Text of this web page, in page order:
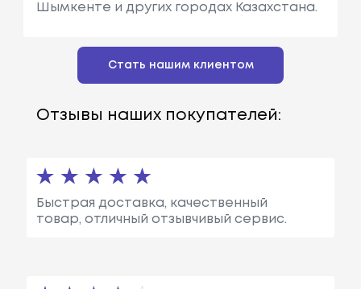
Шымкенте и других городах Казахстана.
Стать нашим клиентом
Отзывы наших покупателей:
Быстрая доставка, качественный
товар, отличный отзывчивый сервис.